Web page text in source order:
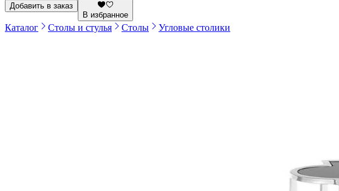
Добавить в заказ
В избранное
Каталог Столы и стулья Столы Угловые столики